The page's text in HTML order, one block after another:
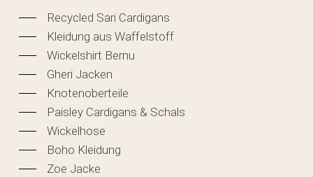
Recycled Sari Cardigans
Kleidung aus Waffelstoff
Wickelshirt Bernu
Gheri Jacken
Knotenoberteile
Paisley Cardigans & Schals
Wickelhose
Boho Kleidung
Zoe Jacke